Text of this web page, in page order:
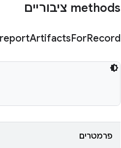
‫methods ציבוריים
reportArtifactsForRecord
פרמטרים